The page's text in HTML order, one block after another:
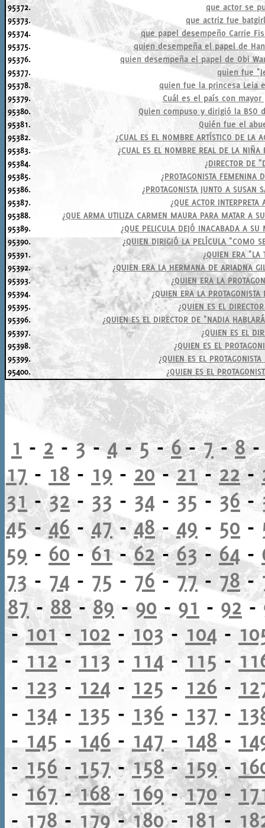
95372.
que actor se
95373.
que actriz fue
95374.
que papel desempeño Carrie
95375.
quien desempeña el papel de
95376.
quien desempeña el papel de Obi
95377.
quien fue
95378.
quien fue la princesa Leia
95379.
Cuál es el país con
95380.
Quien compuso y dirigió la BSO
95381.
Quién fue el
95382.
¿CUAL ES EL NOMBRE ARTÍSTICO DE LA
95383.
¿CUAL ES EL NOMBRE REAL DE LA
95384.
¿DIRECTOR DE
95385.
¿PROTAGONISTA FEMENINA
95386.
¿PROTAGONISTA JUNTO A
95387.
¿QUE ACTOR
95388.
¿QUE ARMA UTILIZA CARMEN MAURA PARA MATAR A
95389.
¿QUE PELICULA DEJÓ INACABADA A SU
95390.
¿QUIEN DIRIGIÓ LA PELÍCULA "COMO
95391.
¿QUIEN ERA "LA
95392.
¿QUIEN ERA LA HERMANA DE ARIADNA
95393.
¿QUIEN ERA LA
95394.
¿QUIEN ERA LA
95395.
¿QUIEN ES EL
95396.
¿QUIEN ES EL DIRECTOR DE "NADIA
95397.
¿QUIEN ES EL
95398.
¿QUIEN ES EL
95399.
¿QUIEN ES EL
95400.
¿QUIEN ES EL
1 - 2 -3- 4 -5-6-7-8
17 - 18 - 19 - 20-21-22-
31 -32- 33 - 34 - 35 -36-
45-46-47-48- 49 - 50 -
59 - 60- 61-62-63-64-
73 - 74 - 75 - 76-77-78-
87 -88-89 - 90 - 91 - 92-
-101- 102 - 103 - 104 -
- 112 - 113 - 114 - 115 -
- 123 - 124 - 125 - 126 -
- 134 - 135 - 136 - 137 -
- 145 - 146 - 147 - 148 -
- 156 - 157-158-159-
- 167-168-169-170-
- 178 - 179-180- 181-